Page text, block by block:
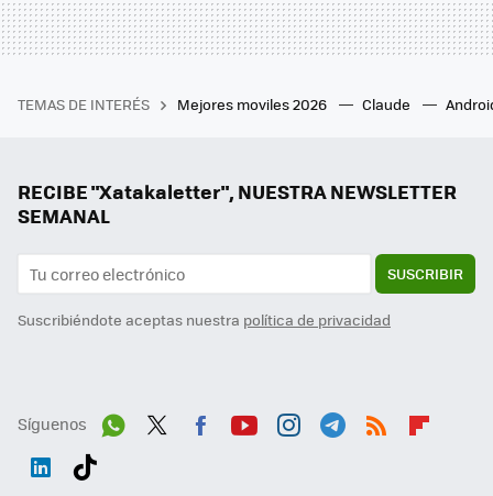
TEMAS DE INTERÉS Mejores moviles 2026 Claude
RECIBE "Xatakaletter", NUESTRA NEWSLETTER
SEMANAL
SUSCRIBIR
Suscribiéndote aceptas nuestra política de privacidad
Síguenos